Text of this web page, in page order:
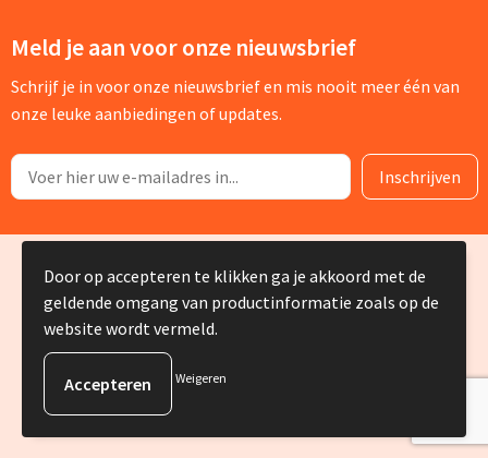
Meld je aan voor onze nieuwsbrief
Schrijf je in voor onze nieuwsbrief en mis nooit meer één van
onze leuke aanbiedingen of updates.
© Copyright Silvia Bruin reclame-advies 2025
Door op accepteren te klikken ga je akkoord met de
geldende omgang van productinformatie zoals op de
website wordt vermeld.
Weigeren